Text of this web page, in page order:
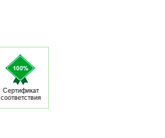
Сертификат
соответствия